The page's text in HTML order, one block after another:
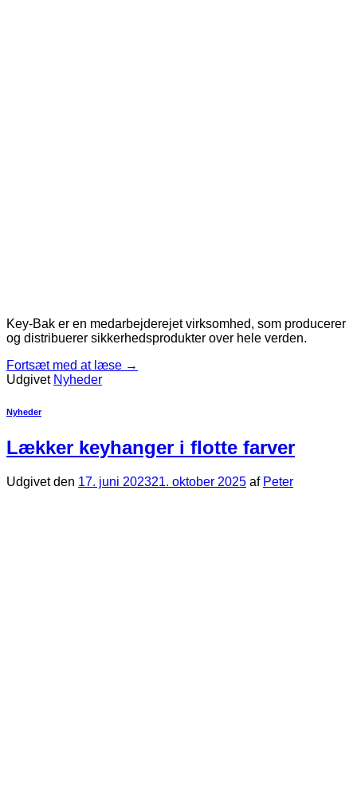
Key-Bak er en medarbejderejet virksomhed, som producerer
og distribuerer sikkerhedsprodukter over hele verden.
Fortsæt med at læse →
Udgivet Nyheder
Nyheder
Lækker keyhanger i flotte farver
Udgivet den 17. juni 202321. oktober 2025 af Peter